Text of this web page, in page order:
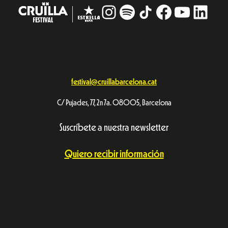
Instagram
# TikTokFacebook
festival@cruillabarcelona.cat
C/ Pujades, 77, 2n 7a. 08005, Barcelona
Suscríbete a nuestra newsletter
Quiero recibir información